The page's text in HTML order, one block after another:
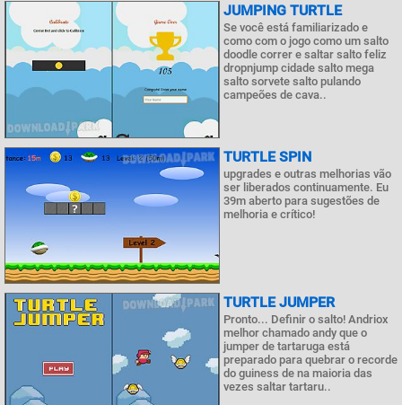
JUMPING TURTLE
Se você está familiarizado e
como com o jogo como um salto
doodle correr e saltar salto feliz
dropnjump cidade salto mega
salto sorvete salto pulando
campeões de cava..
TURTLE SPIN
upgrades e outras melhorias vão
ser liberados continuamente. Eu
39m aberto para sugestões de
melhoria e crítico!
TURTLE JUMPER
Pronto... Definir o salto! Andriox
melhor chamado andy que o
jumper de tartaruga está
preparado para quebrar o recorde
do guiness de na maioria das
vezes saltar tartaru..